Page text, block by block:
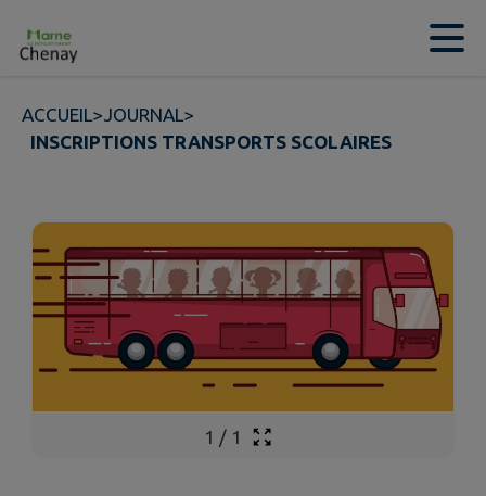
Contenu
ACCUEIL>JOURNAL>
INSCRIPTIONS TRANSPORTS SCOLAIRES
1 / 1